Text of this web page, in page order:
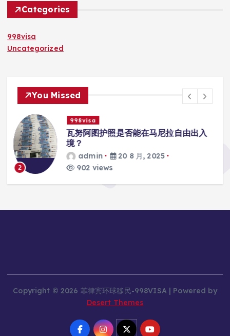
Categories
998visa
Uncategorized
You Missed
3
998visa
瓦努阿图护照是否能在马尼拉使用国际
学校的注册？
admin
20 8 月, 2025
817 views
Copyright © 2026 菲律宾环球移民-998VISA | Powered by
Desert Themes